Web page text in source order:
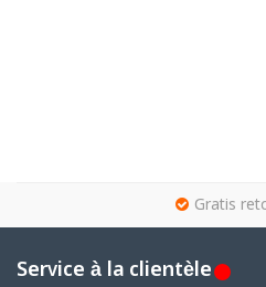
Gratis
Service à la clientèle